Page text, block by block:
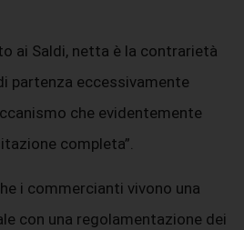
ai Saldi, netta è la contrarietà
partenza eccessivamente
che evidentemente
completa”.
i commercianti vivono una
con una regolamentazione dei